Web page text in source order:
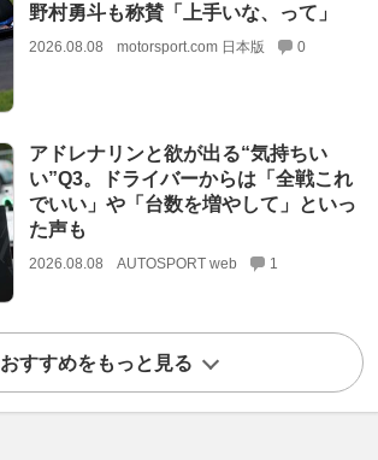
野村勇斗も称賛「上手いな、って」
2026.08.08 motorsport.com 日本版 0
アドレナリンと欲が出る“気持ちい
い”Q3。ドライバーからは「全戦これ
でいい」や「台数を増やして」といっ
た声も
2026.08.08 AUTOSPORT web 1
おすすめをもっと見る